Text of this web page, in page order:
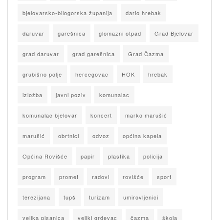
bjelovarsko-bilogorska županija dario hrebak
daruvar garešnica glomazni otpad Grad Bjelovar
grad daruvar grad garešnica Grad Čazma
grubišno polje hercegovac HOK hrebak
izložba javni poziv komunalac
komunalac bjelovar koncert marko marušić
marušić obrtnici odvoz općina kapela
Općina Rovišće papir plastika policija
program promet radovi rovišće sport
terezijana tupš turizam umirovljenici
velika pisanica veliki grđevac čazma škola